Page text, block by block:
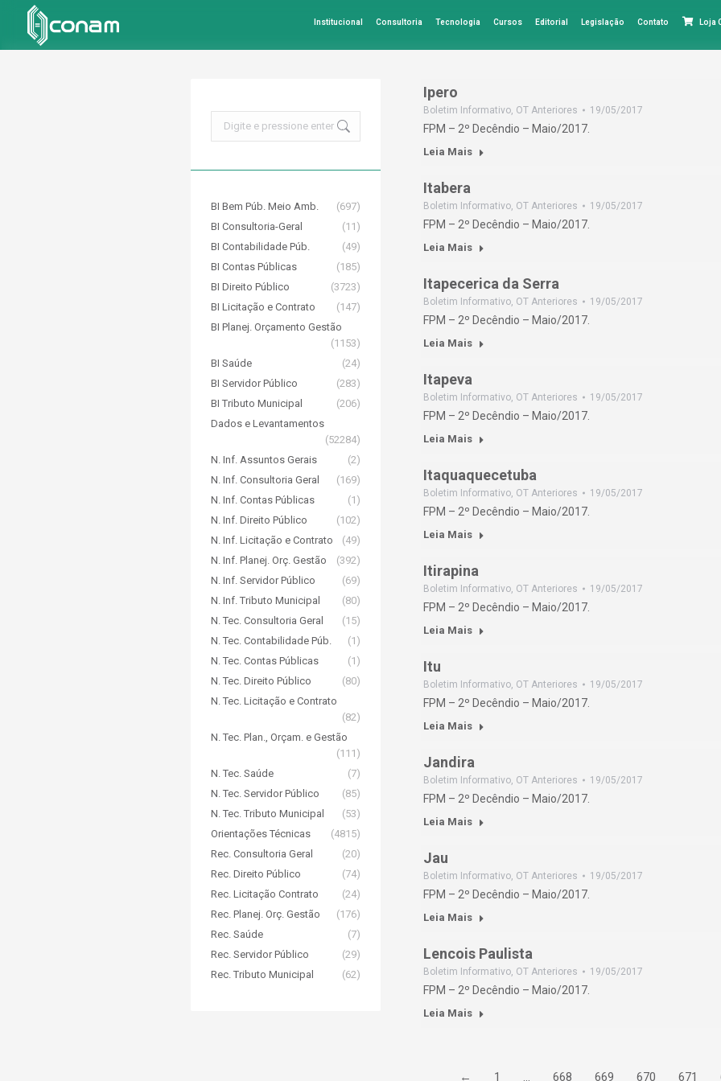
Institucional Consultoria Tecnologia Cursos Editorial Legislação Contato Loja
Ipero
Boletim Informativo, OT Anteriores 19/05/2017
FPM – 2º Decêndio – Maio/2017.
Leia Mais
Itabera
Boletim Informativo, OT Anteriores 19/05/2017
FPM – 2º Decêndio – Maio/2017.
Leia Mais
Itapecerica da Serra
Boletim Informativo, OT Anteriores 19/05/2017
FPM – 2º Decêndio – Maio/2017.
Leia Mais
Itapeva
Boletim Informativo, OT Anteriores 19/05/2017
FPM – 2º Decêndio – Maio/2017.
Leia Mais
Itaquaquecetuba
Boletim Informativo, OT Anteriores 19/05/2017
FPM – 2º Decêndio – Maio/2017.
Leia Mais
Itirapina
Boletim Informativo, OT Anteriores 19/05/2017
FPM – 2º Decêndio – Maio/2017.
Leia Mais
Itu
Boletim Informativo, OT Anteriores 19/05/2017
FPM – 2º Decêndio – Maio/2017.
Leia Mais
Jandira
Boletim Informativo, OT Anteriores 19/05/2017
FPM – 2º Decêndio – Maio/2017.
Leia Mais
Jau
Boletim Informativo, OT Anteriores 19/05/2017
FPM – 2º Decêndio – Maio/2017.
Leia Mais
Lencois Paulista
Boletim Informativo, OT Anteriores 19/05/2017
FPM – 2º Decêndio – Maio/2017.
Leia Mais
← 1 … 668 669 670 671
BI Bem Púb. Meio Amb.
(697)
BI Consultoria-Geral
(11)
BI Contabilidade Púb.
(49)
BI Contas Públicas
(185)
BI Direito Público
(3723)
BI Licitação e Contrato
(147)
BI Planej. Orçamento Gestão
(1153)
BI Saúde
(24)
BI Servidor Público
(283)
BI Tributo Municipal
(206)
Dados e Levantamentos
(52284)
N. Inf. Assuntos Gerais
(2)
N. Inf. Consultoria Geral
(169)
N. Inf. Contas Públicas
(1)
N. Inf. Direito Público
(102)
N. Inf. Licitação e Contrato
(49)
N. Inf. Planej. Orç. Gestão
(392)
N. Inf. Servidor Público
(69)
N. Inf. Tributo Municipal
(80)
N. Tec. Consultoria Geral
(15)
N. Tec. Contabilidade Púb.
(1)
N. Tec. Contas Públicas
(1)
N. Tec. Direito Público
(80)
N. Tec. Licitação e Contrato
(82)
N. Tec. Plan., Orçam. e Gestão
(111)
N. Tec. Saúde
(7)
N. Tec. Servidor Público
(85)
N. Tec. Tributo Municipal
(53)
Orientações Técnicas
(4815)
Rec. Consultoria Geral
(20)
Rec. Direito Público
(74)
Rec. Licitação Contrato
(24)
Rec. Planej. Orç. Gestão
(176)
Rec. Saúde
(7)
Rec. Servidor Público
(29)
Rec. Tributo Municipal
(62)